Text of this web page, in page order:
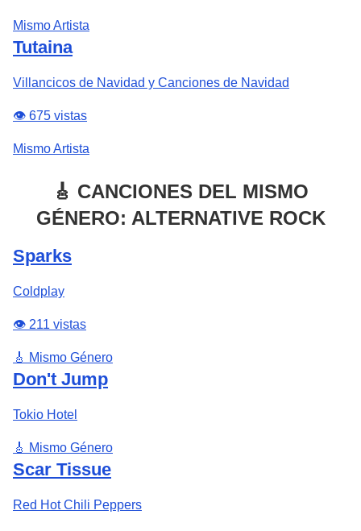
Mismo Artista
Tutaina
Villancicos de Navidad y Canciones de Navidad
👁️ 675 vistas
Mismo Artista
🎸 CANCIONES DEL MISMO
GÉNERO: ALTERNATIVE ROCK
Sparks
Coldplay
👁️ 211 vistas
🎸 Mismo Género
Don't Jump
Tokio Hotel
🎸 Mismo Género
Scar Tissue
Red Hot Chili Peppers